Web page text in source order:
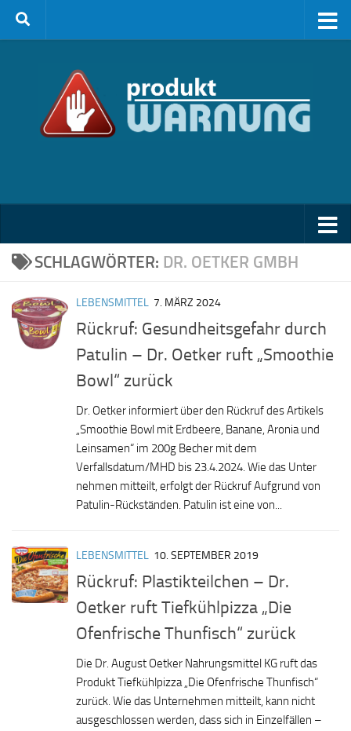
Zum Inhalt springen
SCHLAGWÖRTER: DR. OETKER GMBH
LEBENSMITTEL 7. MÄRZ 2024
Rückruf: Gesundheitsgefahr durch
Patulin – Dr. Oetker ruft „Smoothie
Bowl“ zurück
Dr. Oetker informiert über den Rückruf des Artikels
„Smoothie Bowl mit Erdbeere, Banane, Aronia und
Leinsamen“ im 200g Becher mit dem
Verfallsdatum/MHD bis 23.4.2024. Wie das Unter
nehmen mitteilt, erfolgt der Rückruf Aufgrund von
Patulin-Rückständen. Patulin ist eine von...
LEBENSMITTEL 10. SEPTEMBER 2019
Rückruf: Plastikteilchen – Dr.
Oetker ruft Tiefkühlpizza „Die
Ofenfrische Thunfisch“ zurück
Die Dr. August Oetker Nahrungsmittel KG ruft das
Produkt Tiefkühlpizza „Die Ofenfrische Thunfisch“
zurück. Wie das Unternehmen mitteilt, kann nicht
ausgeschlossen werden, dass sich in Einzelfällen –